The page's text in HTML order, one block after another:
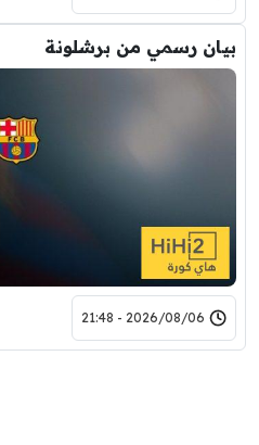
بيان رسمي من برشلونة
2026/08/06 - 21:48